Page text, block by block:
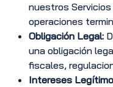
nuestros
operaciones
Obligación Legal:
una obligación
fiscales,
Intereses